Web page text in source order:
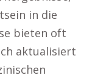
in die
bieten oft
aktualisiert